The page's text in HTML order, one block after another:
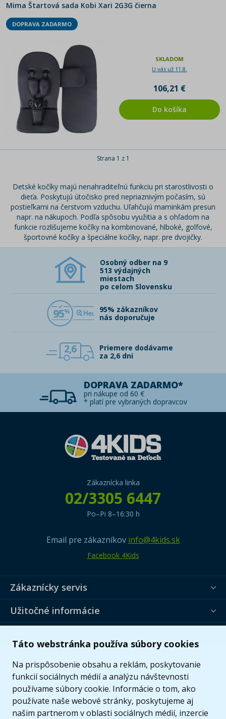
Táto webstránka používa súbory cookies
Na prispôsobenie obsahu a reklám, poskytovanie
funkcií sociálnych médií a analýzu návštevnosti
používame súbory cookie. Informácie o tom, ako
používate naše webové stránky, poskytujeme aj
našim partnerom v oblasti sociálnych médií, inzercie
Mima Štartová sada Kobi Xari 2G3G čierna
DOPRAVA ZADARMO
SKLADOM
U vás už 11.8.
106,21 €
Do košíka
Strana 1 z 1
Detské kočíky majú nenahraditeľnú funkciu pri starostlivosti o
dieťa. Poskytujú útočisko pred nepriaznivým počasím, sú
postieľkami na čerstvom vzduchu. Uľahčujú maminkám presun
napr. na nákupoch. Podľa spôsobu využitia a s ohľadom na
funkcie rozlišujeme kočíky na kombinované, hlboké, golfové,
športovné kočíky a špeciálne kočíky, napr. pre dvojičky.
Osobný odber na 9
513 výdajných
miestach
po celom Slovensku
95
95% zákazníkov
nás doporučuje
2,6
Priemere dodávame
za 2,6 dni
DOPRAVA ZADARMO*
pri nákupe od 60 €
* platí pre vybraných dopravcov
Zákaznícka linka
02/3305 6447
Po–Pi 8–16:30 h
Email pre zákazníkov info@4kids.sk
Facebook 4Kids
Zákaznícky servis
Užitočné informácie